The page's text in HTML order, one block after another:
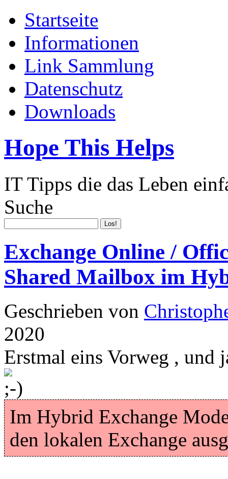
Startseite
Informationen
Link Sammlung
Datenschutz
Downloads
Hope This Helps
IT Tipps die das Leben
Suche
Exchange Online /
Shared Mailbox im
Geschrieben von
2020
Erstmal eins Vorweg , und
Im Hybrid Exchange
den lokalen Exchange